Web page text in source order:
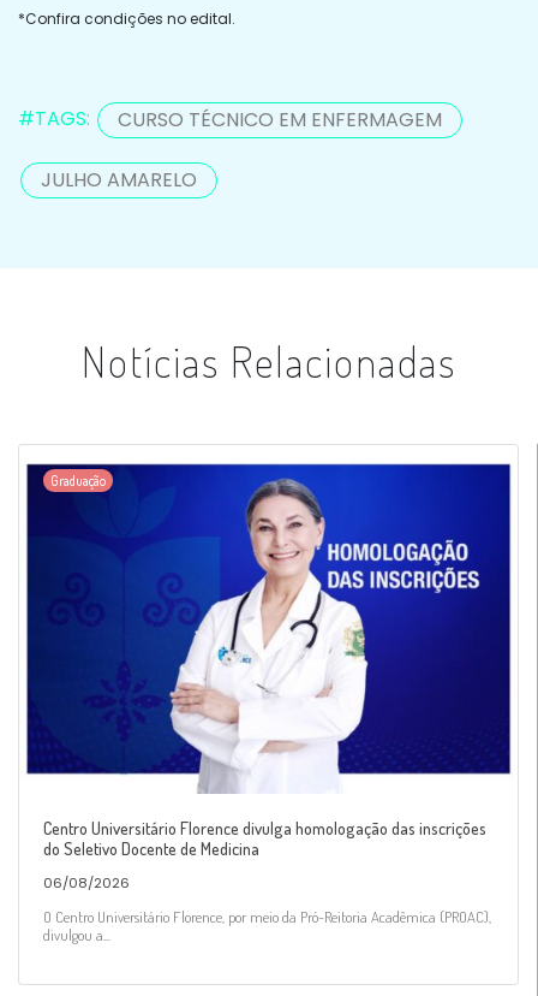
*Confira condições no edital.
#TAGS: CURSO TÉCNICO EM ENFERMAGEM
JULHO AMARELO
Notícias Relacionadas
Graduação
Centro Universitário Florence divulga homologação das inscrições
do Seletivo Docente de Medicina
06/08/2026
O Centro Universitário Florence, por meio da Pró-Reitoria Acadêmica (PROAC),
divulgou a...